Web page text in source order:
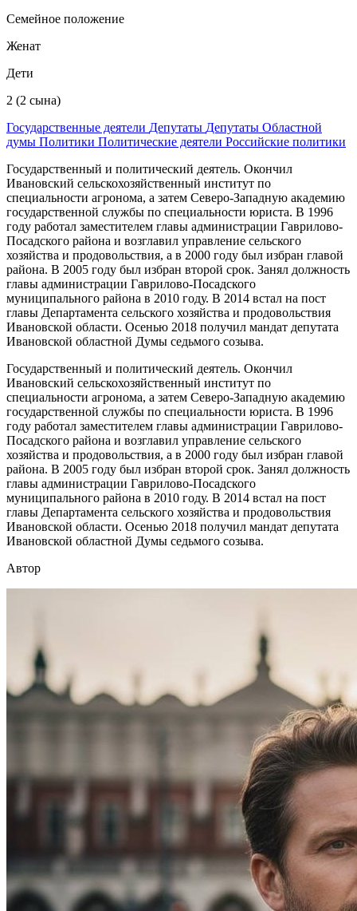
Семейное положение
Женат
Дети
2 (2 сына)
Государственные деятели Депутаты Депутаты Областной
думы Политики Политические деятели Российские политики
Государственный и политический деятель. Окончил
Ивановский сельскохозяйственный институт по
специальности агронома, а затем Северо-Западную академию
государственной службы по специальности юриста. В 1996
году работал заместителем главы администрации Гаврилово-
Посадского района и возглавил управление сельского
хозяйства и продовольствия, а в 2000 году был избран главой
района. В 2005 году был избран второй срок. Занял должность
главы администрации Гаврилово-Посадского
муниципального района в 2010 году. В 2014 встал на пост
главы Департамента сельского хозяйства и продовольствия
Ивановской области. Осенью 2018 получил мандат депутата
Ивановской областной Думы седьмого созыва.
Государственный и политический деятель. Окончил
Ивановский сельскохозяйственный институт по
специальности агронома, а затем Северо-Западную академию
государственной службы по специальности юриста. В 1996
году работал заместителем главы администрации Гаврилово-
Посадского района и возглавил управление сельского
хозяйства и продовольствия, а в 2000 году был избран главой
района. В 2005 году был избран второй срок. Занял должность
главы администрации Гаврилово-Посадского
муниципального района в 2010 году. В 2014 встал на пост
главы Департамента сельского хозяйства и продовольствия
Ивановской области. Осенью 2018 получил мандат депутата
Ивановской областной Думы седьмого созыва.
Автор